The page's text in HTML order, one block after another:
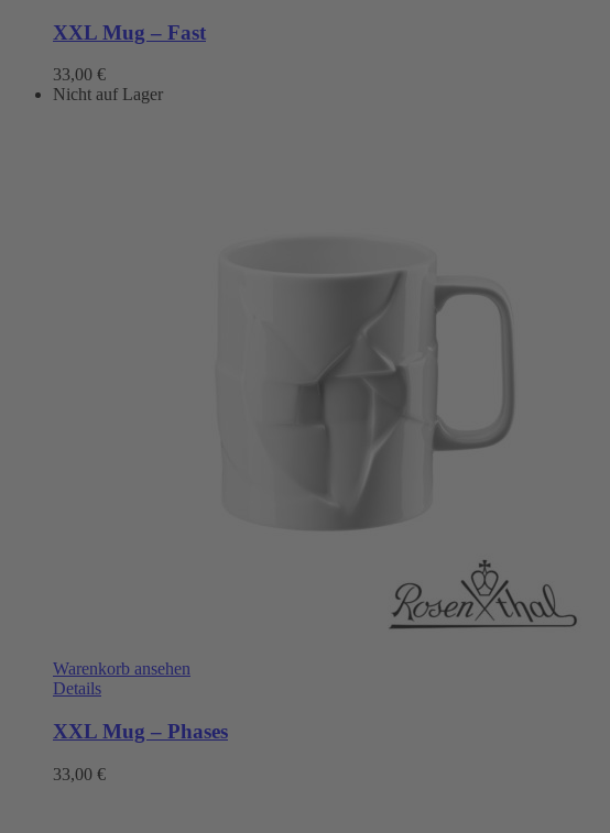
XXL Mug – Fast
33,00 €
Nicht auf Lager
Warenkorb ansehen
Details
XXL Mug – Phases
33,00 €